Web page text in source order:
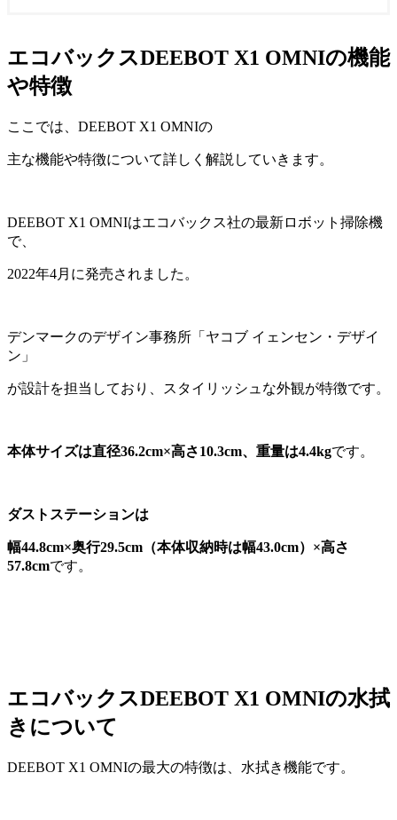
エコバックスDEEBOT X1 OMNIの機能
や特徴
ここでは、DEEBOT X1 OMNIの
主な機能や特徴について詳しく解説していきます。
DEEBOT X1 OMNIはエコバックス社の最新ロボット掃除機
で、
2022年4月に発売されました。
デンマークのデザイン事務所「ヤコブ イェンセン・デザイ
ン」
が設計を担当しており、スタイリッシュな外観が特徴です。
本体サイズは直径36.2cm×高さ10.3cm、重量は4.4kgです。
ダストステーションは
幅44.8cm×奥行29.5cm（本体収納時は幅43.0cm）×高さ
57.8cmです。
エコバックスDEEBOT X1 OMNIの水拭
きについて
DEEBOT X1 OMNIの最大の特徴は、水拭き機能です。